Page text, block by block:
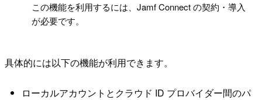
この機能を利用するには、Jamf Connect の契約・導入
が必要です。
具体的には以下の機能が利用できます。
ローカルアカウントとクラウド ID プロバイダー間のパ